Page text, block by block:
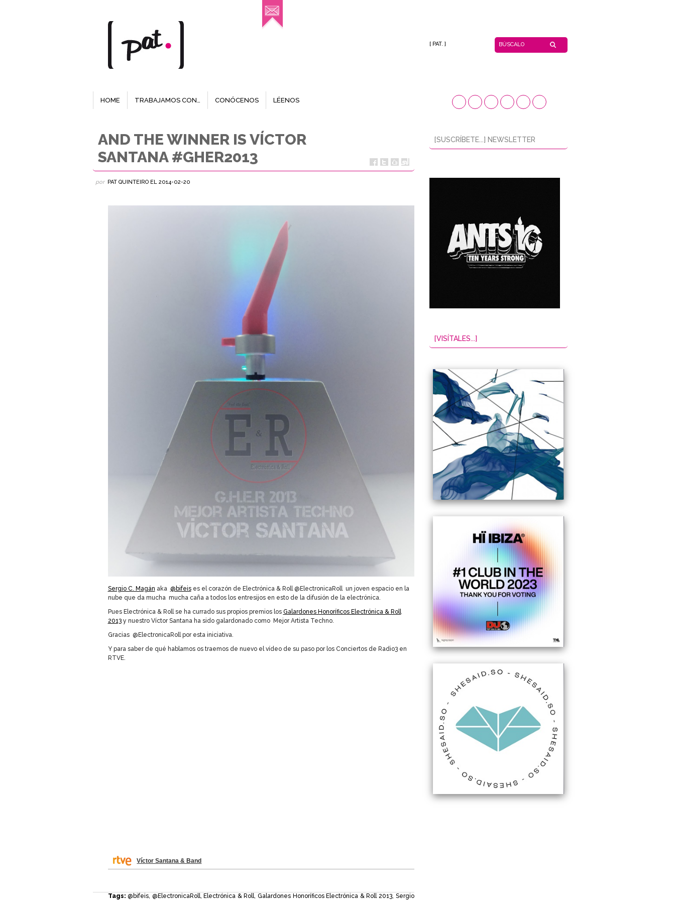
[ PAT. ]
HOME TRABAJAMOS CON… CONÓCENOS LÉENOS
AND THE WINNER IS VÍCTOR
SANTANA #GHER2013
por PAT QUINTEIROEL 2014-02-20
Sergio C. Magán aka @bifeises el corazón de Electrónica & Roll @ElectronicaRoll un joven espacio en la
nube que da mucha mucha caña a todos los entresijos en esto de la difusión de la electrónica.
Pues Electrónica & Roll se ha currado sus propios premios los Galardones Honoríficos Electrónica & Roll
2013y nuestro Víctor Santana ha sido galardonado como Mejor Artista Techno.
Gracias @ElectronicaRoll por esta iniciativa.
Y para saber de qué hablamos os traemos de nuevo el vídeo de su paso por los Conciertos de Radio3 en
RTVE.
Víctor Santana & Band
Tags: @bifeis @ElectronicaRoll,Electrónica & Roll ,Galardones Honoríficos Electrónica & Roll 2013, Sergio
[SUSCRÍBETE...] NEWSLETTER
[VISÍTALES...]